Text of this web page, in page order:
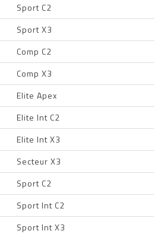
Sport C2
Sport X3
Comp C2
Comp X3
Elite Apex
Elite Int C2
Elite Int X3
Secteur X3
Sport C2
Sport Int C2
Sport Int X3